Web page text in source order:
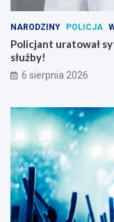
NARODZINY POLICJA
Policjant uratował
służby!
6 sierpnia 2026